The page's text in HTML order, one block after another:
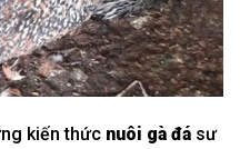
kiến thức nuôi gà đá sư